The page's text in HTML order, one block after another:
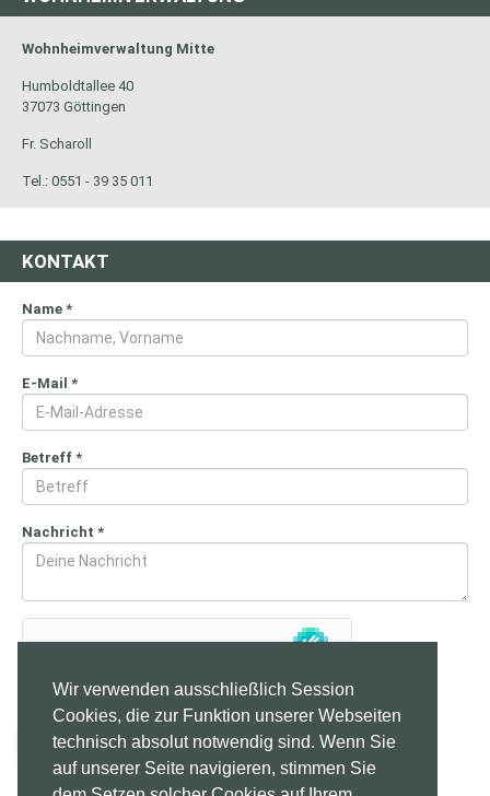
Wir verwenden ausschließlich Session
Cookies, die zur Funktion unserer Webseiten
technisch absolut notwendig sind. Wenn Sie
auf unserer Seite navigieren, stimmen Sie
Wohnheimverwaltung Mitte
Humboldtallee 40
37073 Göttingen
Fr. Scharoll
Tel.: 0551 - 39 35 011
KONTAKT
Name *
E-Mail *
Betreff *
Nachricht *
Nachricht senden